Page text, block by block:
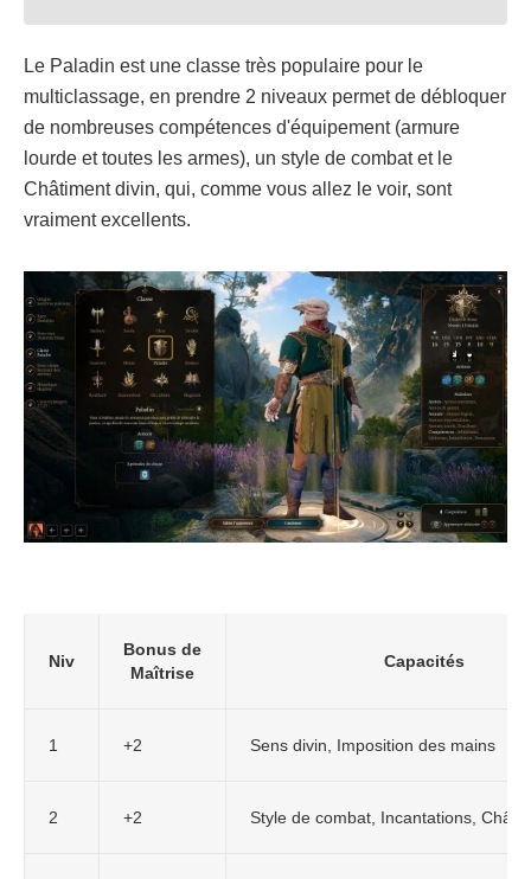
Le Paladin est une classe très populaire pour le
multiclassage, en prendre 2 niveaux permet de débloquer
de nombreuses compétences d'équipement (armure
lourde et toutes les armes), un style de combat et le
Châtiment divin, qui, comme vous allez le voir, sont
vraiment excellents.
Niv
Bonus de
Maîtrise
Capacités
1 +2 Sens divin, Imposition des mains
2 +2 Style de combat, Incantations,